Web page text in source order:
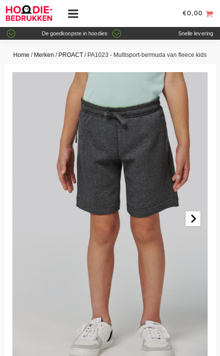
€0,00
De goedkoopste in hoodies Snelle levering
Home / Merken / PROACT / PA1023 - Multisport-bermuda van fleece kids